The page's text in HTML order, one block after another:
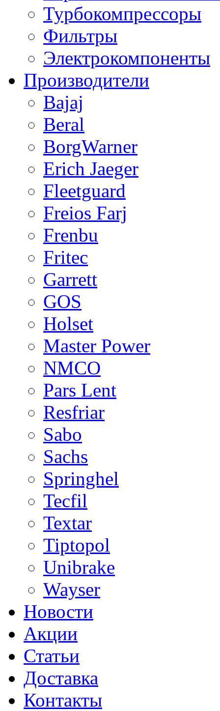
Турбокомпрессоры
Фильтры
Электрокомпоненты
Производители
Bajaj
Beral
BorgWarner
Erich Jaeger
Fleetguard
Freios Farj
Frenbu
Fritec
Garrett
GOS
Holset
Master Power
NMCO
Pars Lent
Resfriar
Sabo
Sachs
Springhel
Tecfil
Textar
Tiptopol
Unibrake
Wayser
Новости
Акции
Статьи
Доставка
Контакты